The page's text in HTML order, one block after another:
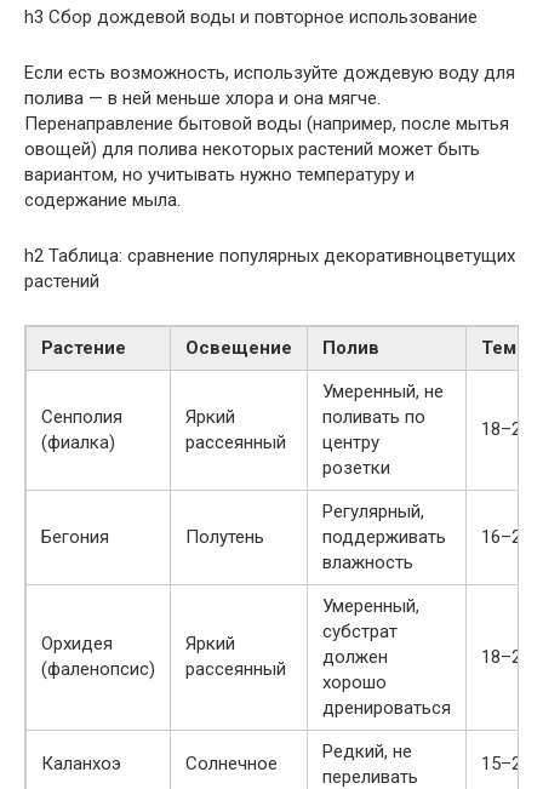
h3 Сбор дождевой воды и повторное использование
Если есть возможность, используйте дождевую воду для
полива — в ней меньше хлора и она мягче.
Перенаправление бытовой воды (например, после мытья
овощей) для полива некоторых растений может быть
вариантом, но учитывать нужно температуру и
содержание мыла.
h2 Таблица: сравнение популярных декоративноцветущих
растений
Растение Освещение Полив
Сенполия
(фиалка)
Яркий
рассеянный
Умеренный, не
поливать по
центру
розетки
18–24
Бегония Полутень
Регулярный,
поддерживать
влажность
16–22
Орхидея
(фаленопсис)
Яркий
рассеянный
Умеренный,
субстрат
должен
хорошо
дренироваться
18–24
Каланхоэ Солнечное
Редкий, не
переливать
15–25